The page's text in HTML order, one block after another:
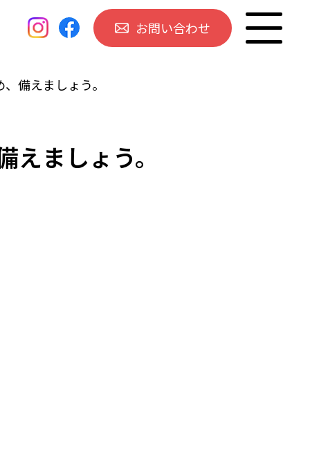
お問い合わせ
備えましょう。
ましょう。